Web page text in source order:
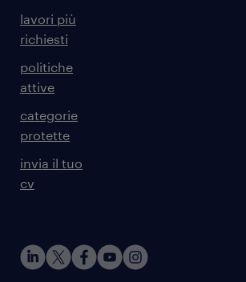
lavori più
richiesti
politiche
attive
categorie
protette
invia il tuo
cv